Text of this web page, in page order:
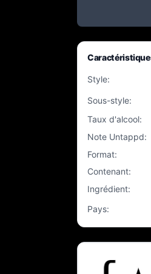
Style:
Sous-style:
Taux d'alcool:
Note Untappd:
Format:
Contenant:
Ingrédient:
Pays: